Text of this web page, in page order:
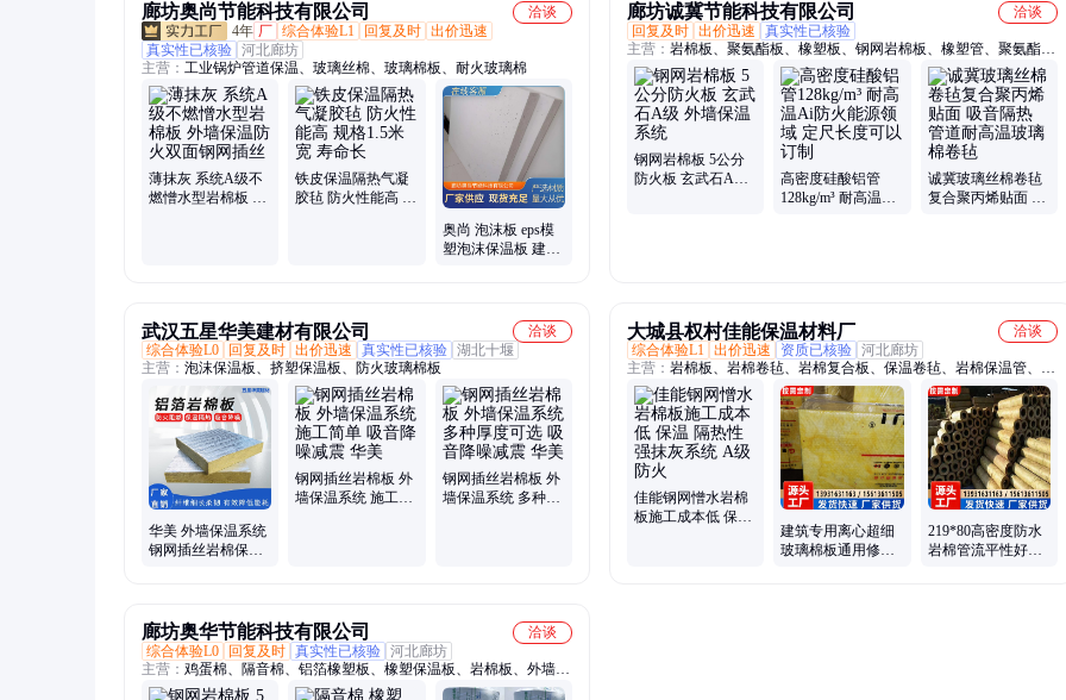
廊坊奥尚节能科技有限公司
洽谈
4年 厂 综合体验L1 回复及时 出价迅速
真实性已核验 河北廊坊
主营： 工业锅炉管道保温、玻璃丝棉、玻璃棉板、耐火玻璃棉
薄抹灰 系统A级不
燃憎水型岩棉板 外
铁皮保温隔热气凝
胶毡 防火性能高 规
奥尚 泡沫板 eps模
塑泡沫保温板 建筑
廊坊诚冀节能科技有限公司
洽谈
回复及时 出价迅速
真实性已核验
主营： 岩棉板、聚氨酯板、橡塑板、钢网岩棉板、橡塑管、聚氨酯管
壳、酚醛板、泡沫玻璃、泡沫玻璃管壳、STP真空绝热板、铝镁质隔
热毡、硅酸铝针刺毯、玻璃棉卷毡、玻璃棉板、电梯井隔音针刺毡、
硅酸铝防火包裹、纳米气凝胶毡、穿孔吸音板、挤塑板、匀质板、硅
酸盐板
钢网岩棉板 5公分
防火板 玄武石A级
高密度硅酸铝管
128kg/m³ 耐高温Ai
诚冀玻璃丝棉卷毡
复合聚丙烯贴面 吸
武汉五星华美建材有限公司
洽谈
综合体验L0
回复及时 出价迅速 真实性已核验 湖北十堰
主营： 泡沫保温板、挤塑保温板、防火玻璃棉板
华美 外墙保温系统
钢网插丝岩棉保温
钢网插丝岩棉板 外
墙保温系统 施工简
钢网插丝岩棉板 外
墙保温系统 多种厚
大城县权村佳能保温材料厂
洽谈
综合体验L1 出价迅速 资质已核验 河北廊坊
主营： 岩棉板、岩棉卷毡、岩棉复合板、保温卷毡、岩棉保温管、岩
棉保温毡、微孔状保温棉、铝箔隔热棉
佳能钢网憎水岩棉
板施工成本低 保温
建筑专用离心超细
玻璃棉板通用修饰
219*80高密度防水
岩棉管流平性好保
廊坊奥华节能科技有限公司
洽谈
综合体验L0
回复及时 真实性已核验 河北廊坊
主营： 鸡蛋棉、隔音棉、铝箔橡塑板、橡塑保温板、岩棉板、外墙岩
棉板、岩棉复合板、橡塑鸡蛋棉、外墙真石漆、玻璃棉、无甲醛玻璃